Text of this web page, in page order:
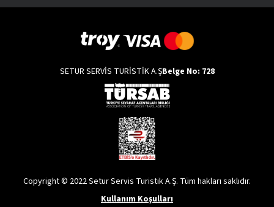
SETUR SERVİS TURİSTİK A.ŞBelge No: 728
Copyright © 2022 Setur Servis Turistik A.Ş. Tüm hakları saklıdır.
Kullanım Koşulları